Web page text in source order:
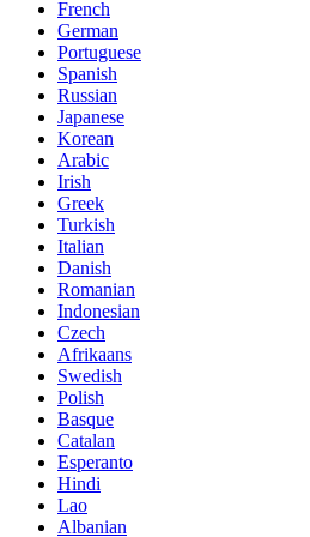
French
German
Portuguese
Spanish
Russian
Japanese
Korean
Arabic
Irish
Greek
Turkish
Italian
Danish
Romanian
Indonesian
Czech
Afrikaans
Swedish
Polish
Basque
Catalan
Esperanto
Hindi
Lao
Albanian